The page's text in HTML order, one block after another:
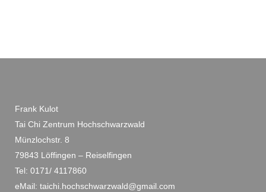
Frank Kulot
Tai Chi Zentrum Hochschwarzwald
Münzlochstr. 8
79843 Löffingen – Reiselfingen
Tel: 0171/ 4117860
eMail: taichi.hochschwarzwald@gmail.com